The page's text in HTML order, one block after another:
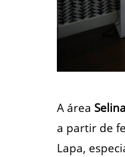
A área
a partir de
Lapa,